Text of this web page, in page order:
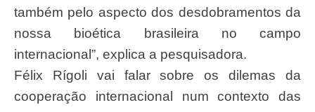
também pelo aspecto dos desdobramentos da
nossa bioética brasileira no campo
internacional”, explica a pesquisadora.
Félix Rígoli vai falar sobre os dilemas da
cooperação internacional num contexto das